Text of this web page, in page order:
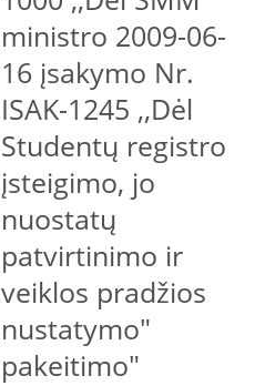
ministro 2009-06-
16 įsakymo Nr.
ISAK-1245 ,,Dėl
Studentų registro
įsteigimo, jo
nuostatų
patvirtinimo ir
veiklos pradžios
nustatymo"
pakeitimo"